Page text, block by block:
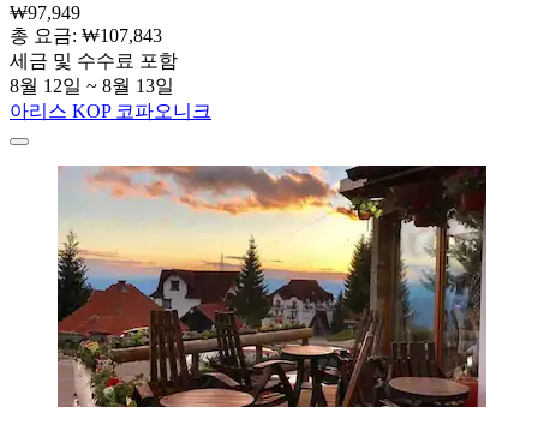
₩97,949
총 요금: ₩107,843
세금 및 수수료 포함
8월 12일 ~ 8월 13일
아리스 KOP 코파오니크